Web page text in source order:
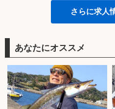
さらに求人
あなたにオススメ